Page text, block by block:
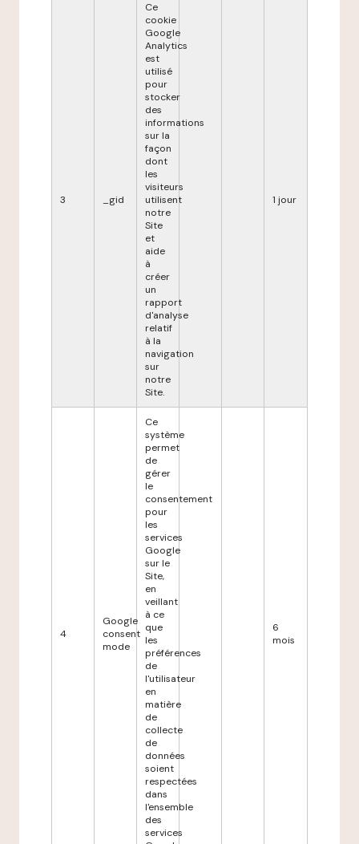
3 _gid
Ce
cookie
Google
Analytics
est
utilisé
pour
stocker
des
informations
sur la
façon
dont
les
visiteurs
utilisent
notre
Site
et
aide
à
créer
un
rapport
d'analyse
relatif
à la
navigation
sur
notre
Site.
1 jour
4
Google
consent
mode
Ce
système
permet
de
gérer
le
consentement
pour
les
services
Google
sur le
Site,
en
veillant
à ce
que
les
préférences
de
l'utilisateur
en
matière
de
collecte
de
données
soient
respectées
dans
l'ensemble
des
services
6
mois